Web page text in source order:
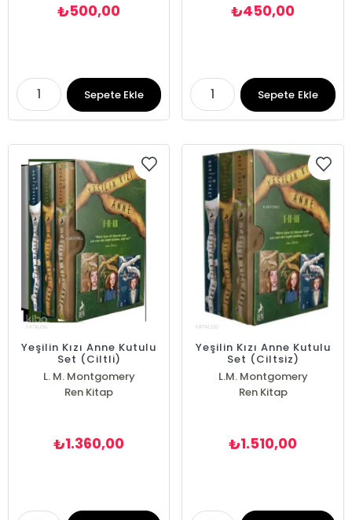
₺500,00
Sepete Ekle
₺450,00
Sepete Ekle
Yeşilin Kızı Anne Kutulu
Set (Ciltli)
L. M. Montgomery
Ren Kitap
₺1.360,00
Yeşilin Kızı Anne Kutulu
Set (Ciltsiz)
L.M. Montgomery
Ren Kitap
₺1.510,00